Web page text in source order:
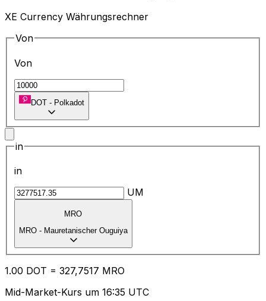
XE Currency Währungsrechner
Von
Von
DOT - Polkadot
in
in
UM
MRO
MRO - Mauretanischer Ouguiya
1.00 DOT = 327,7517 MRO
Mid-Market-Kurs um 16:35 UTC